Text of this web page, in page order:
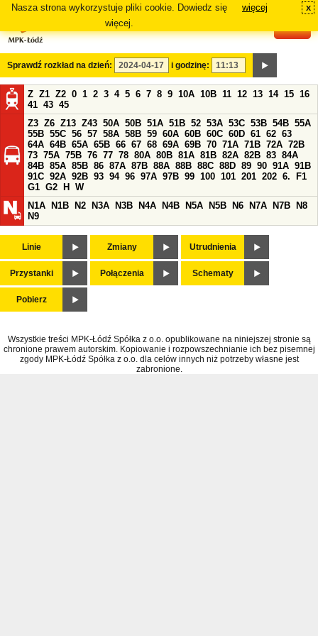
Nasza strona wykorzystuje pliki cookie. Dowiedz się
więcej.
więcej x
Sprawdź rozkład na dzień: i godzinę:
Z Z1 Z2 0 1 2 3 4 5 6 7 8 9 10A 10B 11 12 13 14 15 16
41 43 45
Z3 Z6 Z13 Z43 50A 50B 51A 51B 52 53A 53C 53B 54B 55A
55B 55C 56 57 58A 58B 59 60A 60B 60C 60D 61 62 63
64A 64B 65A 65B 66 67 68 69A 69B 70 71A 71B 72A 72B
73 75A 75B 76 77 78 80A 80B 81A 81B 82A 82B 83 84A
84B 85A 85B 86 87A 87B 88A 88B 88C 88D 89 90 91A 91B
91C 92A 92B 93 94 96 97A 97B 99 100 101 201 202 6.
F1
G1 G2 H
W
N1A
N1B N2 N3A N3B N4A N4B N5A N5B N6 N7A N7B
N8
N9
Linie Zmiany Utrudnienia
Przystanki Połączenia Schematy
Pobierz
Wszystkie treści MPK-Łódź Spółka z o.o. opublikowane na niniejszej stronie są
chronione prawem autorskim. Kopiowanie i rozpowszechnianie ich bez pisemnej
zgody MPK-Łódź Spółka z o.o. dla celów innych niż potrzeby własne jest
zabronione.